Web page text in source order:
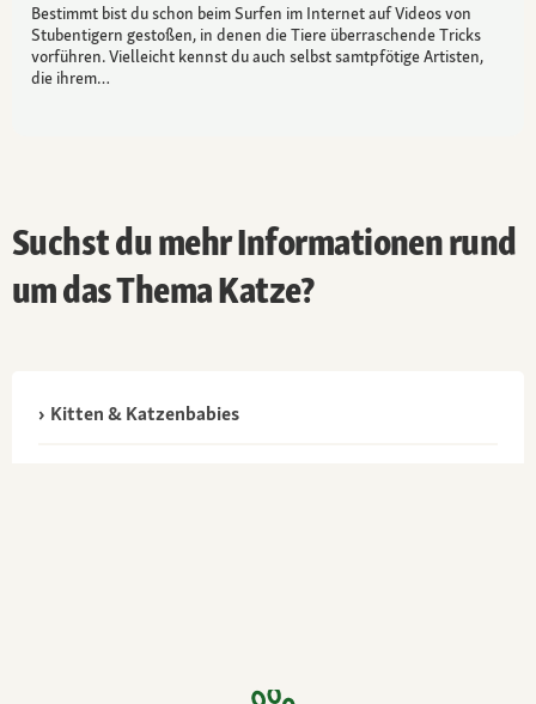
Bestimmt bist du schon beim Surfen im Internet auf Videos von
Stubentigern gestoßen, in denen die Tiere überraschende Tricks
vorführen. Vielleicht kennst du auch selbst samtpfötige Artisten,
die ihrem…
Suchst du mehr Informationen rund
um das Thema Katze?
Kitten & Katzenbabies